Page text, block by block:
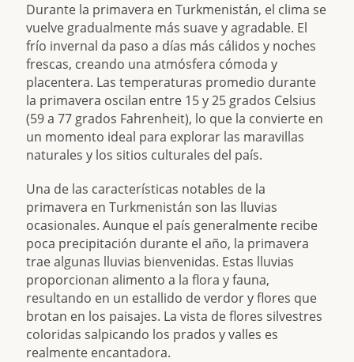
Durante la primavera en Turkmenistán, el clima se
vuelve gradualmente más suave y agradable. El
frío invernal da paso a días más cálidos y noches
frescas, creando una atmósfera cómoda y
placentera. Las temperaturas promedio durante
la primavera oscilan entre 15 y 25 grados Celsius
(59 a 77 grados Fahrenheit), lo que la convierte en
un momento ideal para explorar las maravillas
naturales y los sitios culturales del país.
Una de las características notables de la
primavera en Turkmenistán son las lluvias
ocasionales. Aunque el país generalmente recibe
poca precipitación durante el año, la primavera
trae algunas lluvias bienvenidas. Estas lluvias
proporcionan alimento a la flora y fauna,
resultando en un estallido de verdor y flores que
brotan en los paisajes. La vista de flores silvestres
coloridas salpicando los prados y valles es
realmente encantadora.